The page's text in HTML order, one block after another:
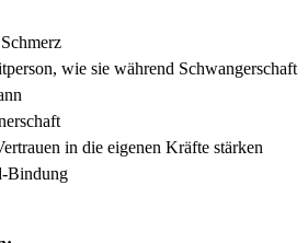
wie sie während Schwangerschaft
in die eigenen Kräfte stärken
Bindung